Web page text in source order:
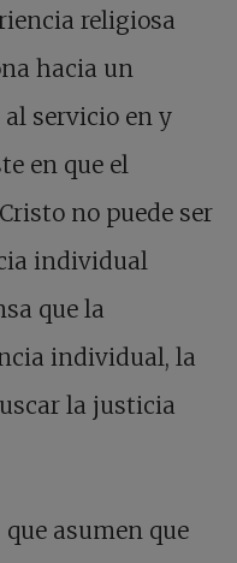
religiosa
hacia un
servicio en y
en que el
no puede ser
individual
que la
individual, la
la justicia
asumen que